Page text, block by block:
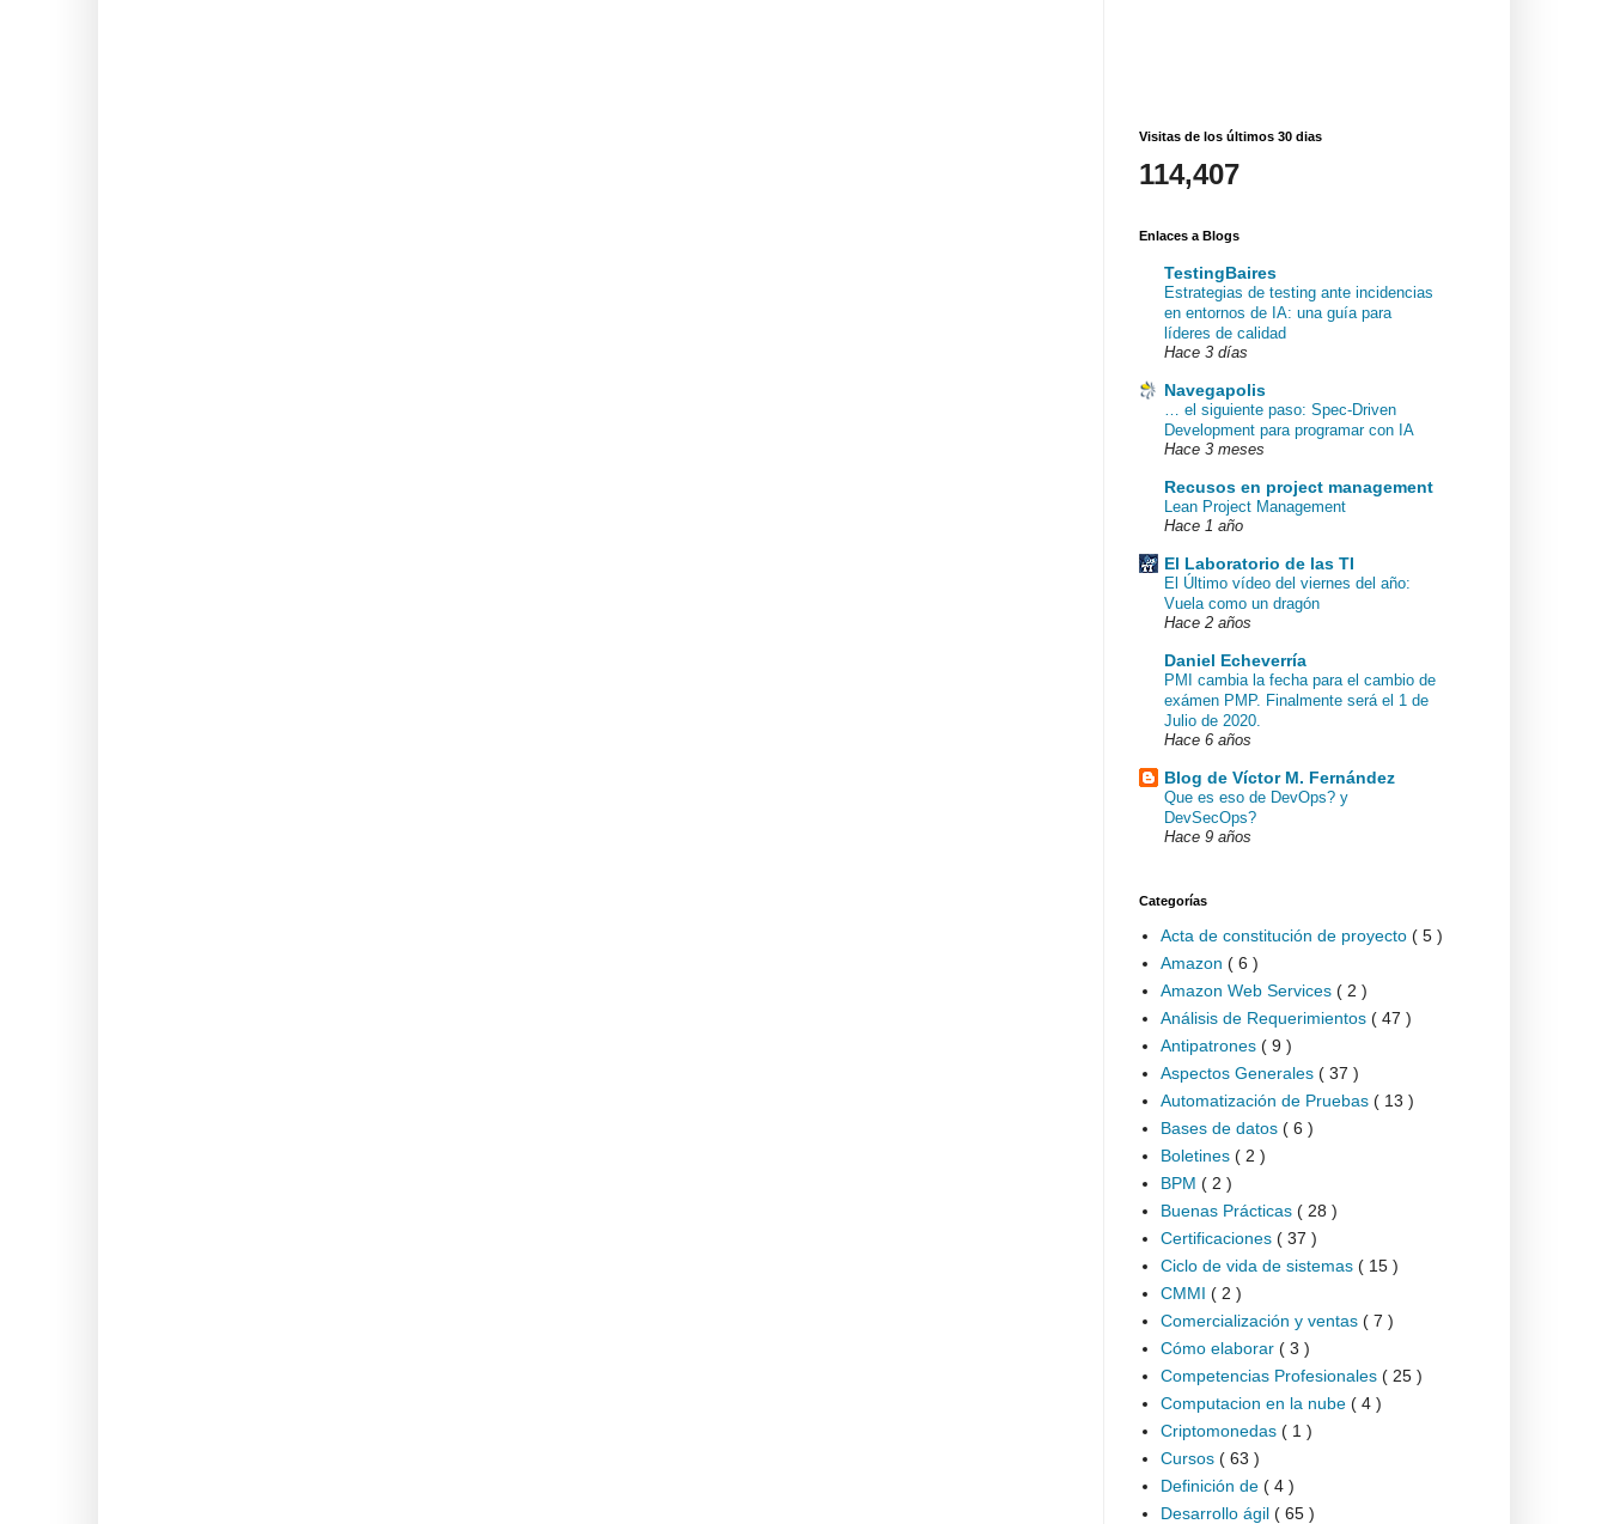
Visitas de los últimos 30 dias
114,407
Enlaces a Blogs
TestingBaires
Estrategias de testing ante incidencias
en entornos de IA: una guía para
líderes de calidad
Hace 3 días
Navegapolis
… el siguiente paso: Spec-Driven
Development para programar con IA
Hace 3 meses
Recusos en project management
Lean Project Management
Hace 1 año
El Laboratorio de las TI
El Último vídeo del viernes del año:
Vuela como un dragón
Hace 2 años
Daniel Echeverría
PMI cambia la fecha para el cambio de
exámen PMP. Finalmente será el 1 de
Julio de 2020.
Hace 6 años
Blog de Víctor M. Fernández
Que es eso de DevOps? y
DevSecOps?
Hace 9 años
Categorías
Acta de constitución de proyecto ( 5 )
Amazon ( 6 )
Amazon Web Services ( 2 )
Análisis de Requerimientos ( 47 )
Antipatrones ( 9 )
Aspectos Generales ( 37 )
Automatización de Pruebas ( 13 )
Bases de datos ( 6 )
Boletines ( 2 )
BPM ( 2 )
Buenas Prácticas ( 28 )
Certificaciones ( 37 )
Ciclo de vida de sistemas ( 15 )
CMMI ( 2 )
Comercialización y ventas ( 7 )
Cómo elaborar ( 3 )
Competencias Profesionales ( 25 )
Computacion en la nube ( 4 )
Criptomonedas ( 1 )
Cursos ( 63 )
Definición de ( 4 )
Desarrollo ágil ( 65 )